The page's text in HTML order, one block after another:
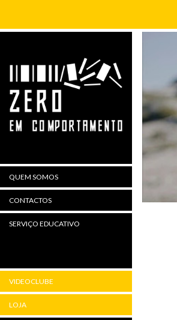
QUEM SOMOS
CONTACTOS
SERVIÇO EDUCATIVO
VIDEOCLUBE
LOJA